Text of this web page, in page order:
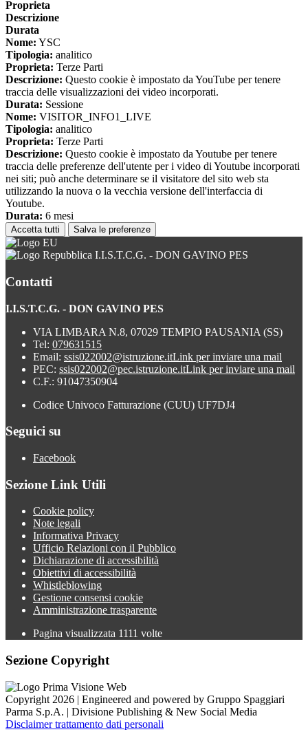
Proprieta
Descrizione
Durata
Nome: YSC
Tipologia: analitico
Proprieta: Terze Parti
Descrizione: Questo cookie è impostato da YouTube per tenere
traccia delle visualizzazioni dei video incorporati.
Durata: Sessione
Nome: VISITOR_INFO1_LIVE
Tipologia: analitico
Proprieta: Terze Parti
Descrizione: Questo cookie è impostato da Youtube per tenere
traccia delle preferenze dell'utente per i video di Youtube incorporati
nei siti; può anche determinare se il visitatore del sito web sta
utilizzando la nuova o la vecchia versione dell'interfaccia di
Youtube.
Durata: 6 mesi
Accetta tutti Salva le preferenze
I.I.S.T.C.G. - DON GAVINO PES
Contatti
I.I.S.T.C.G. - DON GAVINO PES
VIA LIMBARA N.8, 07029 TEMPIO PAUSANIA (SS)
Tel: 079631515
Email: ssis022002@istruzione.itLink per inviare una mail
PEC: ssis022002@pec.istruzione.itLink per inviare una mail
C.F.: 91047350904
Codice Univoco Fatturazione (CUU) UF7DJ4
Seguici su
Facebook
Sezione Link Utili
Cookie policy
Note legali
Informativa Privacy
Ufficio Relazioni con il Pubblico
Dichiarazione di accessibilità
Obiettivi di accessibilità
Whistleblowing
Gestione consensi cookie
Amministrazione trasparente
Pagina visualizzata 1111 volte
Sezione Copyright
Copyright 2026 | Engineered and powered by Gruppo Spaggiari
Parma S.p.A. | Divisione Publishing & New Social Media
Disclaimer trattamento dati personali